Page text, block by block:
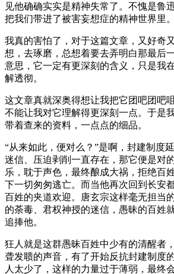
见他确确实实是精神失常了。不愧是鲁
把我们带进了被害妄想症的精神世界里。
我真的害怕了，对于这篇文章，又好奇
想，去琢磨，总想着要去弄明白那最后
意思，它一定有更深刻的含义，只是我
解透彻。
这文章真就深奥得想让我把它团吧团吧
不能让我对它理解得更深刻一点。于是
带着查来的资料，一点点的细品。
“从来如此，便对么？”是啊，封建制度
迷信、压迫剥削一直存在，那它便是对
乐，耽于声色，最终酿成大祸，拒绝百
下一切匆匆逃亡。而当他再次回到长安
百姓的夹道欢迎。唐玄宗这样毫无担当
的荼毒、君权神授的迷信，愚昧的百姓
追捧他。
狂人就是这群愚昧百姓中少有的清醒者
聋发聩的声音，有了开始反抗封建制度
人太少了，这样的力量过于薄弱，最终